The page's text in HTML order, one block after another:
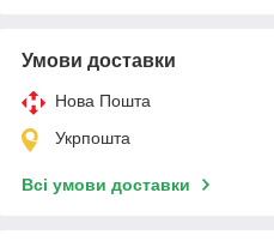
Умови доставки
Нова Пошта
Укрпошта
Всі умови доставки